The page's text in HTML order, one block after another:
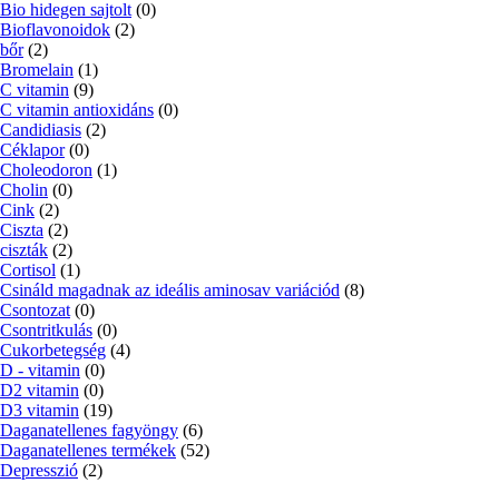
Bio hidegen sajtolt (0)
Bioflavonoidok (2)
bőr (2)
Bromelain (1)
C vitamin (9)
C vitamin antioxidáns (0)
Candidiasis (2)
Céklapor (0)
Choleodoron (1)
Cholin (0)
Cink (2)
Ciszta (2)
ciszták (2)
Cortisol (1)
Csináld magadnak az ideális aminosav variációd (8)
Csontozat (0)
Csontritkulás (0)
Cukorbetegség (4)
D - vitamin (0)
D2 vitamin (0)
D3 vitamin (19)
Daganatellenes fagyöngy (6)
Daganatellenes termékek (52)
Depresszió (2)